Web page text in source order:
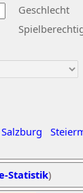
Geschlecht
Salzburg
Statistik)